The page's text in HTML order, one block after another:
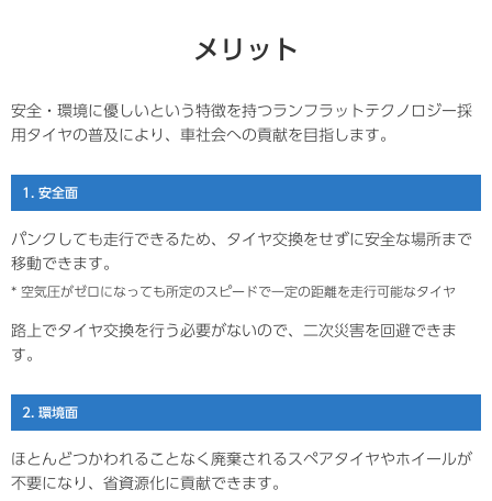
メリット
安全・環境に優しいという特徴を持つランフラットテクノロジー採
用タイヤの普及により、車社会への貢献を目指します。
1. 安全面
パンクしても走行できるため、タイヤ交換をせずに安全な場所まで
移動できます。
* 空気圧がゼロになっても所定のスピードで一定の距離を走行可能なタイヤ
路上でタイヤ交換を行う必要がないので、二次災害を回避できま
す。
2. 環境面
ほとんどつかわれることなく廃棄されるスペアタイヤやホイールが
不要になり、省資源化に貢献できます。